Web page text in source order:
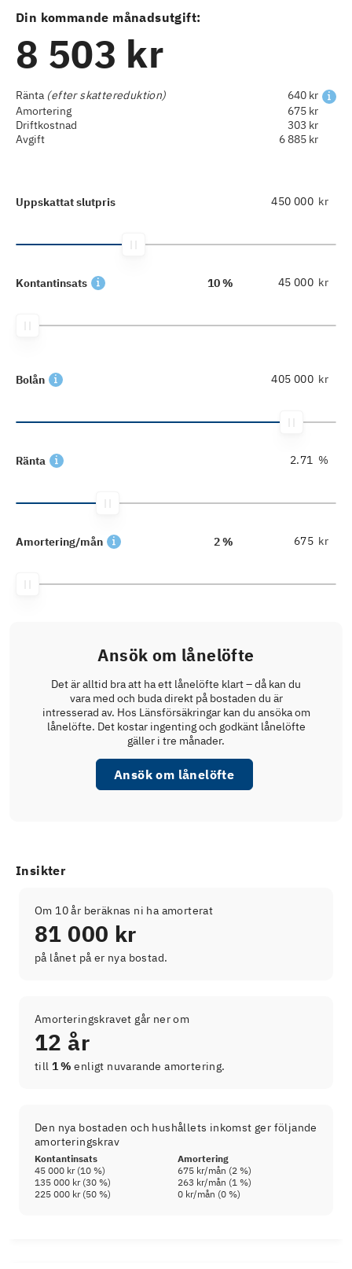
Din kommande månadsutgift:
8 503 kr
Ränta (efter skattereduktion)
640 kr
Amortering
675 kr
Driftkostnad
303 kr
Avgift
6 885 kr
Uppskattat slutpris kr
Kontantinsats 10 % kr
Bolån kr
Ränta %
Amortering/mån 2 % kr
Ansök om lånelöfte
Det är alltid bra att ha ett lånelöfte klart – då kan du
vara med och buda direkt på bostaden du är
intresserad av. Hos Länsförsäkringar kan du ansöka om
lånelöfte. Det kostar ingenting och godkänt lånelöfte
gäller i tre månader.
Ansök om lånelöfte
Insikter
Om 10 år beräknas ni ha amorterat
81 000 kr
på lånet på er nya bostad.
Amorteringskravet går ner om
12 år
till 1 % enligt nuvarande amortering.
Den nya bostaden och hushållets inkomst ger följande
amorteringskrav
Kontantinsats
Amortering
45 000 kr(10 %) 675 kr/mån (2 %)
135 000 kr(30 %) 263 kr/mån (1 %)
225 000 kr(50 %) 0 kr/mån (0 %)